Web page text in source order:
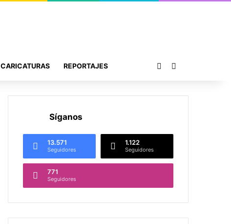
CARICATURAS REPORTAJES Publicación al azar
Síganos
13.571
Seguidores
1.122
Seguidores
771
Seguidores